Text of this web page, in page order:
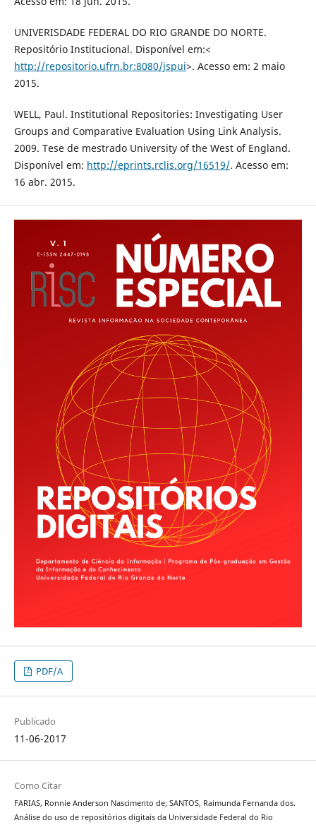
UNIVERISDADE FEDERAL DO RIO GRANDE DO NORTE.
Repositório Institucional. Disponível em:<
http://repositorio.ufrn.br:8080/jspui>. Acesso em: 2 maio
2015.
WELL, Paul. Institutional Repositories: Investigating User
Groups and Comparative Evaluation Using Link Analysis.
2009. Tese de mestrado University of the West of England.
Disponível em: http://eprints.rclis.org/16519/. Acesso em:
16 abr. 2015.
PDF/A
Publicado
11-06-2017
Como Citar
FARIAS, Ronnie Anderson Nascimento de; SANTOS, Raimunda Fernanda dos.
Análise do uso de repositórios digitais da Universidade Federal do Rio